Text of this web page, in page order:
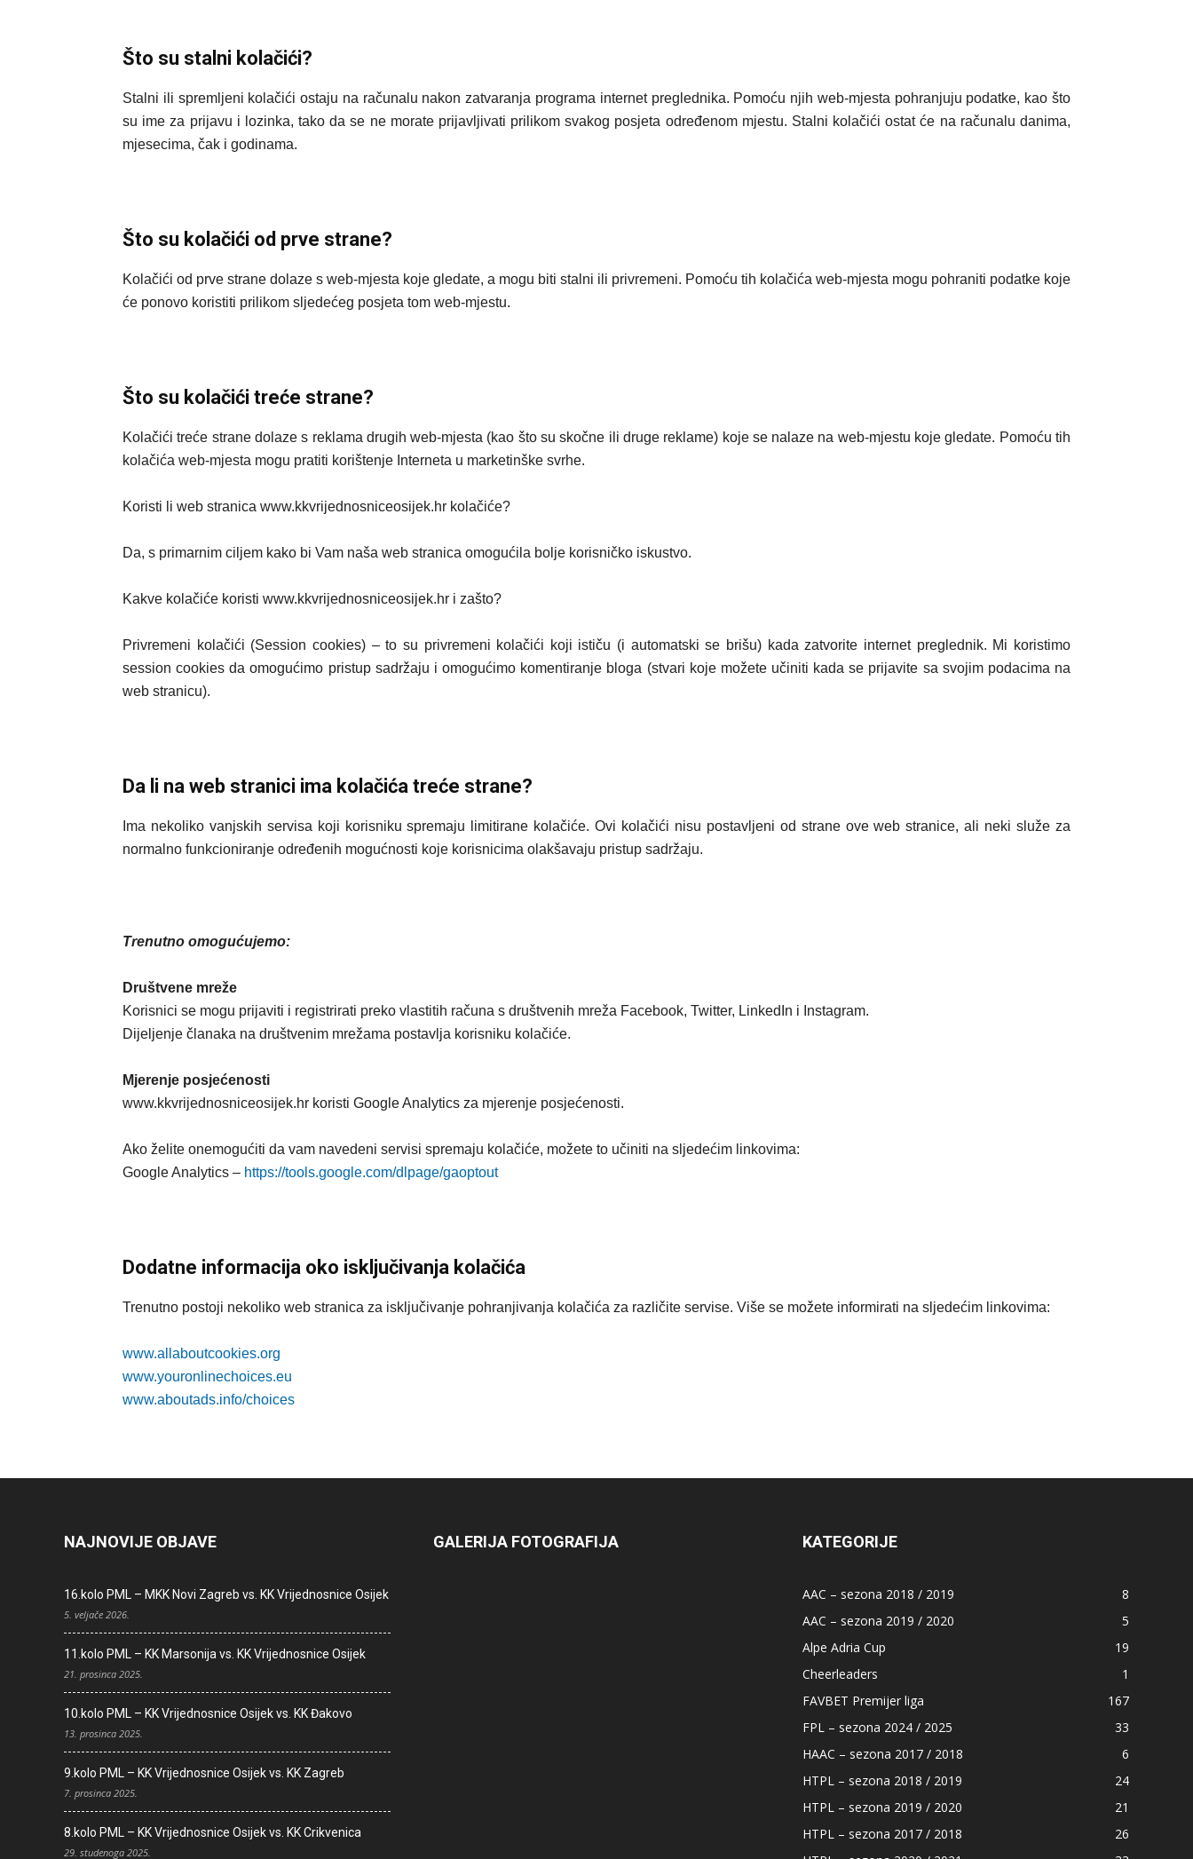
Što su stalni kolačići?
Stalni ili spremljeni kolačići ostaju na računalu nakon zatvaranja programa internet preglednika. Pomoću njih web-mjesta pohranjuju podatke, kao što
su ime za prijavu i lozinka, tako da se ne morate prijavljivati prilikom svakog posjeta određenom mjestu. Stalni kolačići ostat će na računalu danima,
mjesecima, čak i godinama.
Što su kolačići od prve strane?
Kolačići od prve strane dolaze s web-mjesta koje gledate, a mogu biti stalni ili privremeni. Pomoću tih kolačića web-mjesta mogu pohraniti podatke koje
će ponovo koristiti prilikom sljedećeg posjeta tom web-mjestu.
Što su kolačići treće strane?
Kolačići treće strane dolaze s reklama drugih web-mjesta (kao što su skočne ili druge reklame) koje se nalaze na web-mjestu koje gledate. Pomoću tih
kolačića web-mjesta mogu pratiti korištenje Interneta u marketinške svrhe.
Koristi li web stranica www.kkvrijednosniceosijek.hr kolačiće?
Da, s primarnim ciljem kako bi Vam naša web stranica omogućila bolje korisničko iskustvo.
Kakve kolačiće koristi www.kkvrijednosniceosijek.hr i zašto?
Privremeni kolačići (Session cookies) – to su privremeni kolačići koji ističu (i automatski se brišu) kada zatvorite internet preglednik. Mi koristimo
session cookies da omogućimo pristup sadržaju i omogućimo komentiranje bloga (stvari koje možete učiniti kada se prijavite sa svojim podacima na
web stranicu).
Da li na web stranici ima kolačića treće strane?
Ima nekoliko vanjskih servisa koji korisniku spremaju limitirane kolačiće. Ovi kolačići nisu postavljeni od strane ove web stranice, ali neki služe za
normalno funkcioniranje određenih mogućnosti koje korisnicima olakšavaju pristup sadržaju.
Trenutno omogućujemo:
Društvene mreže
Korisnici se mogu prijaviti i registrirati preko vlastitih računa s društvenih mreža Facebook, Twitter, LinkedIn i Instagram.
Dijeljenje članaka na društvenim mrežama postavlja korisniku kolačiće.
Mjerenje posjećenosti
www.kkvrijednosniceosijek.hr koristi Google Analytics za mjerenje posjećenosti.
Ako želite onemogućiti da vam navedeni servisi spremaju kolačiće, možete to učiniti na sljedećim linkovima:
Google Analytics – https://tools.google.com/dlpage/gaoptout
Dodatne informacija oko isključivanja kolačića
Trenutno postoji nekoliko web stranica za isključivanje pohranjivanja kolačića za različite servise. Više se možete informirati na sljedećim linkovima:
www.allaboutcookies.org
www.youronlinechoices.eu
www.aboutads.info/choices
NAJNOVIJE OBJAVE
16.kolo PML – MKK Novi Zagreb vs. KK Vrijednosnice Osijek
5. veljače 2026.
11.kolo PML – KK Marsonija vs. KK Vrijednosnice Osijek
21. prosinca 2025.
10.kolo PML – KK Vrijednosnice Osijek vs. KK Đakovo
13. prosinca 2025.
9.kolo PML – KK Vrijednosnice Osijek vs. KK Zagreb
7. prosinca 2025.
8.kolo PML – KK Vrijednosnice Osijek vs. KK Crikvenica
29. studenoga 2025.
GALERIJA FOTOGRAFIJA KATEGORIJE
AAC – sezona 2018 / 2019
8
AAC – sezona 2019 / 2020
5
Alpe Adria Cup
19
Cheerleaders
1
FAVBET Premijer liga
167
FPL – sezona 2024 / 2025
33
HAAC – sezona 2017 / 2018
6
HTPL – sezona 2018 / 2019
24
HTPL – sezona 2019 / 2020
21
HTPL – sezona 2017 / 2018
26